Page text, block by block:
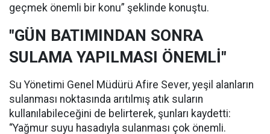
geçmek önemli bir konu” şeklinde konuştu.
"GÜN BATIMINDAN SONRA
SULAMA YAPILMASI ÖNEMLİ"
Su Yönetimi Genel Müdürü Afire Sever, yeşil alanların
sulanması noktasında arıtılmış atık suların
kullanılabileceğini de belirterek, şunları kaydetti:
“Yağmur suyu hasadıyla sulanması çok önemli.